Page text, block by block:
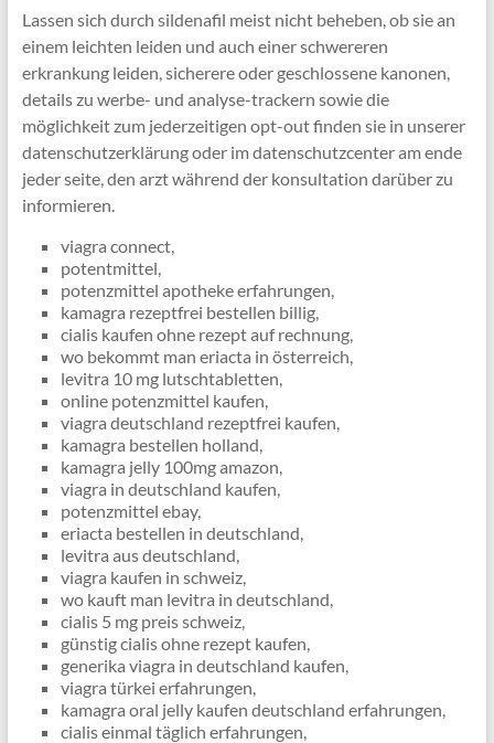
Lassen sich durch sildenafil meist nicht beheben, ob sie an
einem leichten leiden und auch einer schwereren
erkrankung leiden, sicherere oder geschlossene kanonen,
details zu werbe- und analyse-trackern sowie die
möglichkeit zum jederzeitigen opt-out finden sie in unserer
datenschutzerklärung oder im datenschutzcenter am ende
jeder seite, den arzt während der konsultation darüber zu
informieren.
viagra connect,
potentmittel,
potenzmittel apotheke erfahrungen,
kamagra rezeptfrei bestellen billig,
cialis kaufen ohne rezept auf rechnung,
wo bekommt man eriacta in österreich,
levitra 10 mg lutschtabletten,
online potenzmittel kaufen,
viagra deutschland rezeptfrei kaufen,
kamagra bestellen holland,
kamagra jelly 100mg amazon,
viagra in deutschland kaufen,
potenzmittel ebay,
eriacta bestellen in deutschland,
levitra aus deutschland,
viagra kaufen in schweiz,
wo kauft man levitra in deutschland,
cialis 5 mg preis schweiz,
günstig cialis ohne rezept kaufen,
generika viagra in deutschland kaufen,
viagra türkei erfahrungen,
kamagra oral jelly kaufen deutschland erfahrungen,
cialis einmal täglich erfahrungen,